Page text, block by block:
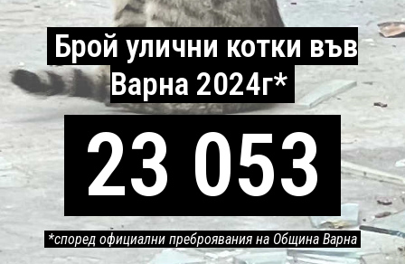
Брой улични котки във
Варна 2024г*
23 053
*според официални преброявания на Община Варна